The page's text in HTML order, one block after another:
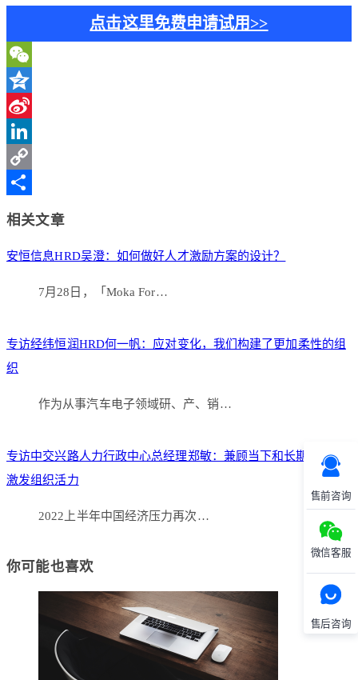
售前咨询
微信客服
售后咨询
点击这里免费申请试用>>
WeChat
Qzone
Sina
Weibo
LinkedIn
Copy
相关文章
安恒信息HRD吴澄：如何做好人才激励方案的设计？
7月28日，「Moka For…
专访经纬恒润HRD何一帆：应对变化，我们构建了更加柔性的组
织
作为从事汽车电子领域研、产、销…
专访中交兴路人力行政中心总经理郑敏：兼顾当下和长期发展，
激发组织活力
2022上半年中国经济压力再次…
你可能也喜欢